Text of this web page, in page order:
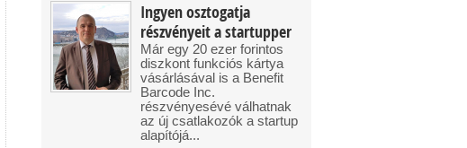
Ingyen osztogatja
részvényeit a startupper
Már egy 20 ezer forintos
diszkont funkciós kártya
vásárlásával is a Benefit
Barcode Inc.
részvényesévé válhatnak
az új csatlakozók a startup
alapítójá...